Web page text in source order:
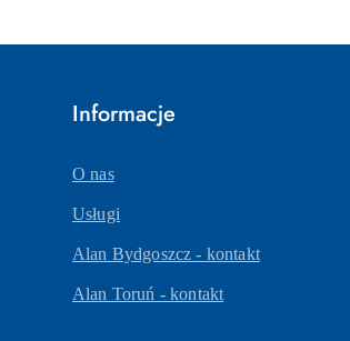
Informacje
O nas
Usługi
Alan Bydgoszcz - kontakt
Alan Toruń - kontakt